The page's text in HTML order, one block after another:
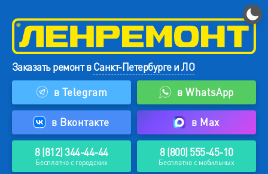
Заказать ремонт вСанкт-Петербурге и ЛО
в Telegram
в WhatsApp
в Вконтакте в Max
8 (812) 344-44-44
Бесплатно с городских
8 (800) 555-45-10
Бесплатно с мобильных